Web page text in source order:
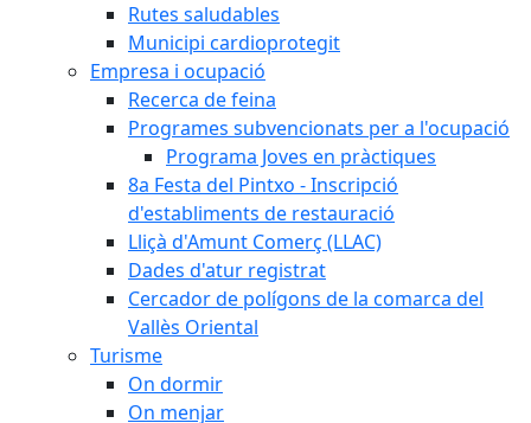
Rutes saludables
Municipi cardioprotegit
Empresa i ocupació
Recerca de feina
Programes subvencionats per a l'ocupació
Programa Joves en pràctiques
8a Festa del Pintxo - Inscripció
d'establiments de restauració
Lliçà d'Amunt Comerç (LLAC)
Dades d'atur registrat
Cercador de polígons de la comarca del
Vallès Oriental
Turisme
On dormir
On menjar